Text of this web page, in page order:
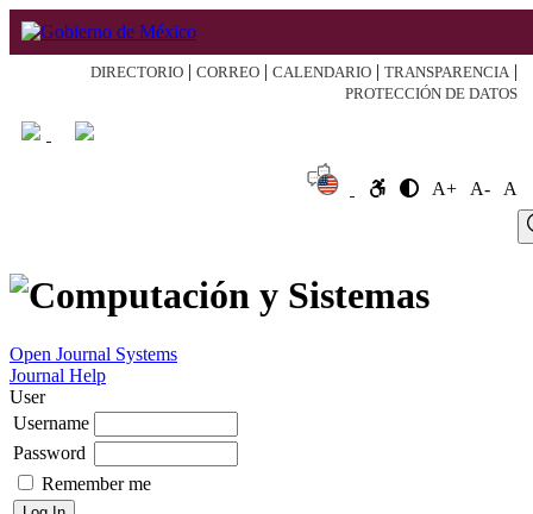
DIRECTORIO | CORREO | CALENDARIO | TRANSPARENCIA |
PROTECCIÓN DE DATOS
A+ A-
A
Open Journal Systems
Journal Help
User
Username
Password
Remember me